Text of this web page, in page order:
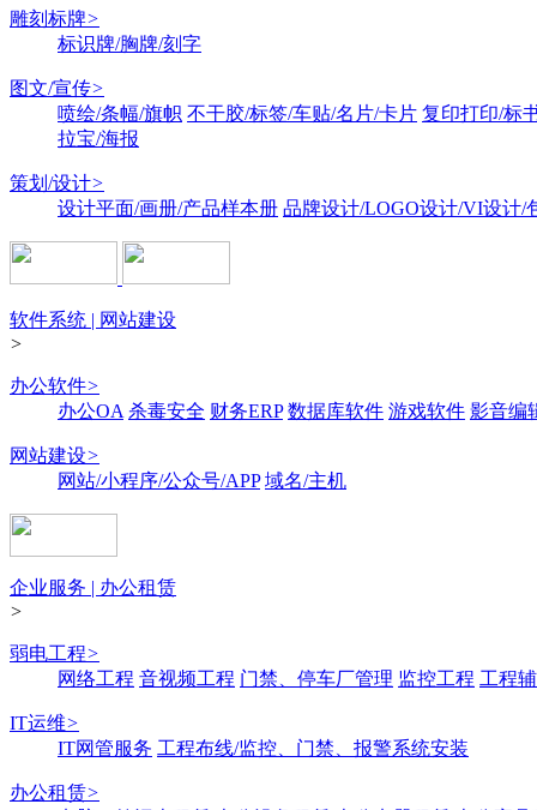
雕刻标牌>
标识牌/胸牌/刻字
图文/宣传>
喷绘/条幅/旗帜 不干胶/标签/车贴/名片/卡片 复印打印/标
拉宝/海报
策划/设计>
设计平面/画册/产品样本册 品牌设计/LOGO设计/VI设计/
软件系统 | 网站建设
>
办公软件>
办公OA 杀毒安全 财务ERP 数据库软件 游戏软件 影音编
网站建设>
网站/小程序/公众号/APP 域名/主机
企业服务 | 办公租赁
>
弱电工程>
网络工程 音视频工程 门禁、停车厂管理 监控工程 工程
IT运维>
IT网管服务 工程布线/监控、门禁、报警系统安装
办公租赁>